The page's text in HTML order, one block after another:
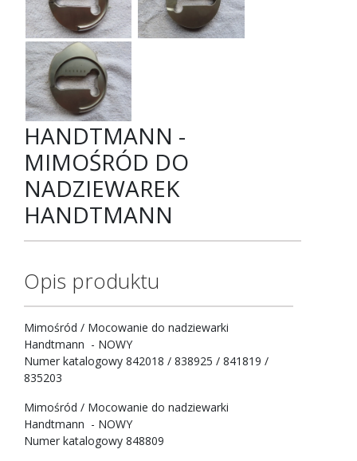
HANDTMANN -
MIMOŚRÓD DO
NADZIEWAREK
HANDTMANN
Opis produktu
Mimośród / Mocowanie do nadziewarki
Handtmann - NOWY
Numer katalogowy 842018 / 838925 / 841819 /
835203
Mimośród / Mocowanie do nadziewarki
Handtmann - NOWY
Numer katalogowy 848809